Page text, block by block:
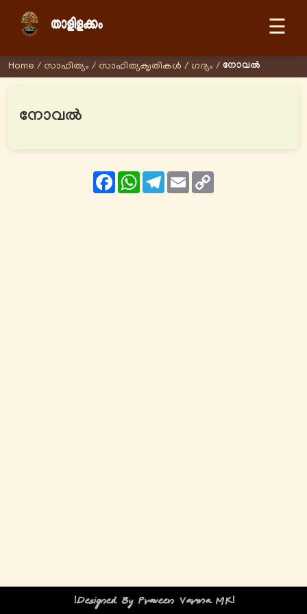
☰
Home / സാഹിത്യം / സാഹിത്യക‍ൃതികള്‍ / ഗദ്യം / നോവല്‍
നോവല്‍
FacebookWhatsAppTelegram
Email
!Designed By Praveen Varma MK!